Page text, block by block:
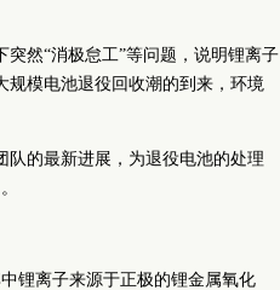
然“消极怠工”等问题，说明锂离子
规模电池退役回收潮的到来，环境
队的最新进展，为退役电池的处理
锂离子来源于正极的锂金属氧化